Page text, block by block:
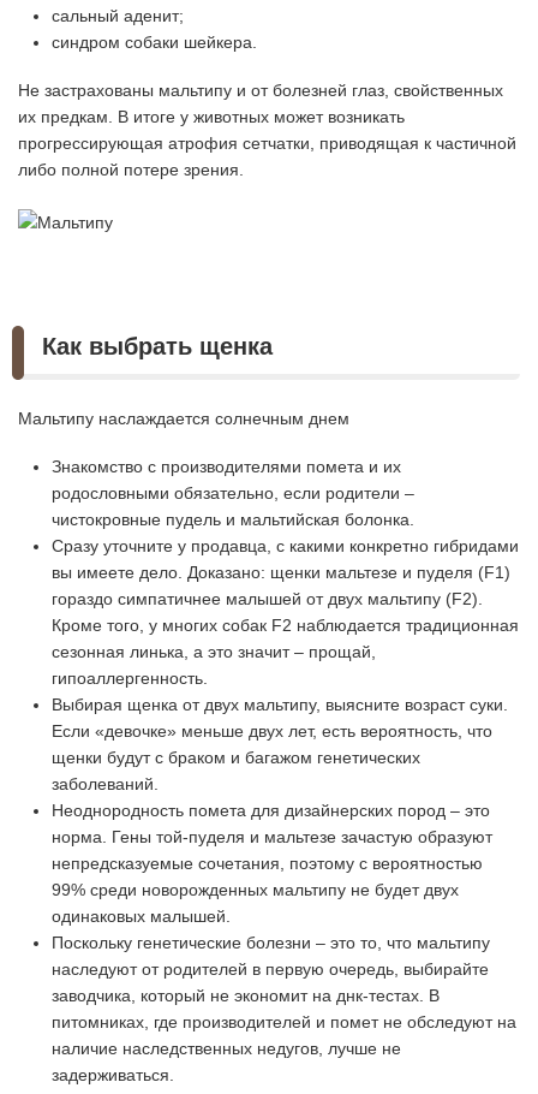
сальный аденит;
синдром собаки шейкера.
Не застрахованы мальтипу и от болезней глаз, свойственных
их предкам. В итоге у животных может возникать
прогрессирующая атрофия сетчатки, приводящая к частичной
либо полной потере зрения.
Как выбрать щенка
Мальтипу наслаждается солнечным днем
Знакомство с производителями помета и их
родословными обязательно, если родители –
чистокровные пудель и мальтийская болонка.
Сразу уточните у продавца, с какими конкретно гибридами
вы имеете дело. Доказано: щенки мальтезе и пуделя (F1)
гораздо симпатичнее малышей от двух мальтипу (F2).
Кроме того, у многих собак F2 наблюдается традиционная
сезонная линька, а это значит – прощай,
гипоаллергенность.
Выбирая щенка от двух мальтипу, выясните возраст суки.
Если «девочке» меньше двух лет, есть вероятность, что
щенки будут с браком и багажом генетических
заболеваний.
Неоднородность помета для дизайнерских пород – это
норма. Гены той-пуделя и мальтезе зачастую образуют
непредсказуемые сочетания, поэтому с вероятностью
99% среди новорожденных мальтипу не будет двух
одинаковых малышей.
Поскольку генетические болезни – это то, что мальтипу
наследуют от родителей в первую очередь, выбирайте
заводчика, который не экономит на днк-тестах. В
питомниках, где производителей и помет не обследуют на
наличие наследственных недугов, лучше не
задерживаться.